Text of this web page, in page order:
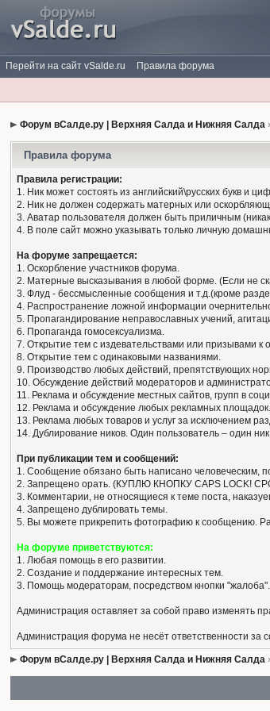
Перейти на сайт vSalde.ru Правила форума
Форум вСалде.ру | Верхняя Салда и Нижняя Салда
Правила форума
Правила регистрации:
1. Ник может состоять из английский\русских букв и
2. Ник не должен содержать матерных или
3. Аватар пользователя должен быть приличным
4. В поле сайт можно указывать только личную
На форуме запрещается:
1. Оскорбление участников форума.
2. Матерные высказывания в любой форме. (Если не
3. Флуд - бессмысленные сообщения и т.д.(кроме
4. Распространение ложной информации
5. Пропагандирование неправославных учений,
6. Пропаганда гомосексуализма.
7. Открытие тем с издевательствами или призывами к
8. Открытие тем с одинаковыми названиями.
9. Производство любых действий, препятствующих
10. Обсуждение действий модераторов и
11. Реклама и обсуждение местных сайтов, групп в
12. Реклама и обсуждение любых рекламных площадок.
13. Реклама любых товаров и услуг за исключением
14. Дублирование ников. Один пользователь – один
При публикации тем и сообщений:
1. Сообщение обязано быть написано человеческим,
2. Запрещено орать. (КУПЛЮ КНОПКУ CAPS LOCK!
3. Комментарии, не относящиеся к теме поста,
4. Запрещено дублировать темы.
5. Вы можете прикрепить фотографию к сообщению.
На форуме приветствуются:
1. Любая помощь в его развитии.
2. Создание и поддержание интересных тем.
3. Помощь модераторам, посредством кнопки "жалоба".
Администрация оставляет за собой право изменять
Администрация форума не несёт ответственности за
Форум вСалде.ру | Верхняя Салда и Нижняя Салда